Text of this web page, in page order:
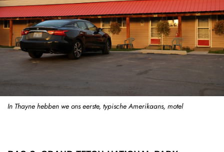
In Thayne hebben we ons eerste, typische Amerikaans, motel